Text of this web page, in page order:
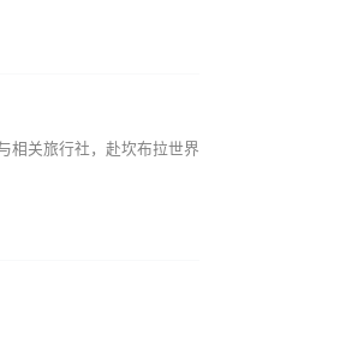
相关旅行社，赴坎布拉世界